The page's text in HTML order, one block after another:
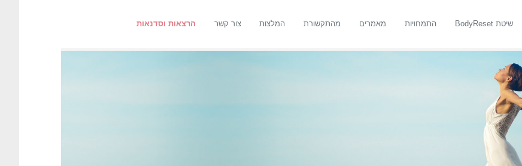
שיטת BodyReset התמחויות מאמרים מהתקשורת המלצות צור קשר הרצאות וסדנאות